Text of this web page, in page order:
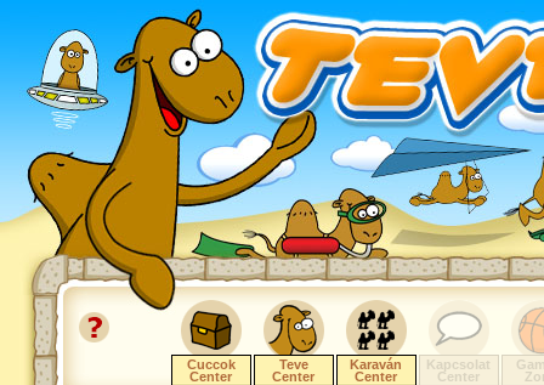
Cuccok
Center
Teve
Center
Karaván
Center
Kapcsolat
Center